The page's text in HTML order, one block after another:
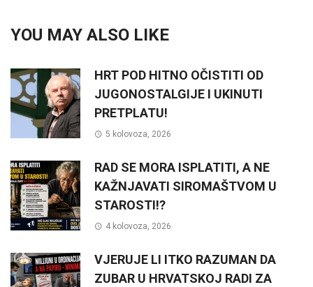
YOU MAY ALSO LIKE
HRT POD HITNO OČISTITI OD
JUGONOSTALGIJE I UKINUTI
PRETPLATU!
5 kolovoza, 2026
RAD SE MORA ISPLATITI, A NE
KAŽNJAVATI SIROMAŠTVOM U
STAROSTI!?
4 kolovoza, 2026
VJERUJE LI ITKO RAZUMAN DA
ZUBAR U HRVATSKOJ RADI ZA